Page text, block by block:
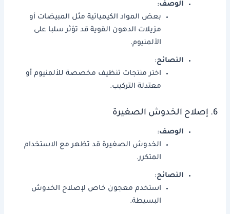
الوصف:
بعض المواد الكيميائية مثل المبيضات أو
مزيلات الدهون القوية قد تؤثر سلبا على
الألمنيوم.
النصائح:
اختر منتجات تنظيف مخصصة للألمنيوم أو
معتدلة التركيب.
6. إصلاح الخدوش الصغيرة
الوصف:
الخدوش الصغيرة قد تظهر مع الاستخدام
المتكرر.
النصائح:
استخدم معجون خاص لإصلاح الخدوش
البسيطة.